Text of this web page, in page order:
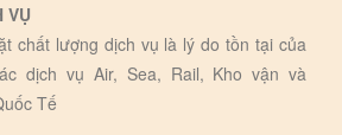
VỤ
chất lượng dịch vụ là lý do tồn tại của
dịch vụ Air, Sea, Rail, Kho vận và
Tế